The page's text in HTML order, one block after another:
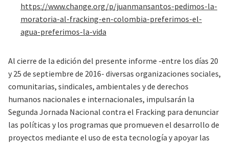
https://www.change.org/p/juanmansantos-pedimos-la-
moratoria-al-fracking-en-colombia-preferimos-el-
agua-preferimos-la-vida
Al cierre de la edición del presente informe -entre los días 20
y 25 de septiembre de 2016- diversas organizaciones sociales,
comunitarias, sindicales, ambientales y de derechos
humanos nacionales e internacionales, impulsarán la
Segunda Jornada Nacional contra el Fracking para denunciar
las políticas y los programas que promueven el desarrollo de
proyectos mediante el uso de esta tecnología y apoyar las